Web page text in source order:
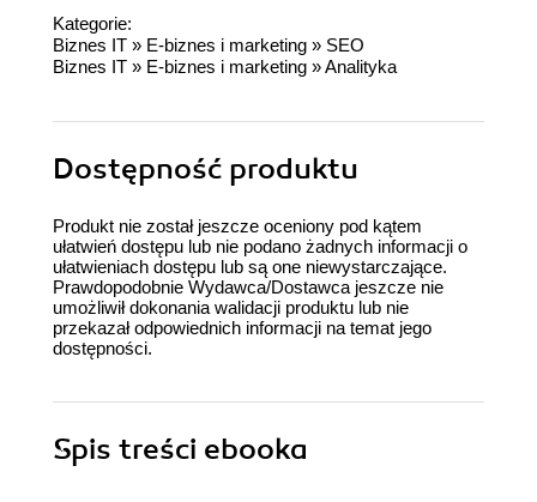
Kategorie:
Biznes IT » E-biznes i marketing » SEO
Biznes IT » E-biznes i marketing »Analityka
Dostępność produktu
Produkt nie został jeszcze oceniony pod kątem
ułatwień dostępu lub nie podano żadnych informacji o
ułatwieniach dostępu lub są one niewystarczające.
Prawdopodobnie Wydawca/Dostawca jeszcze nie
umożliwił dokonania walidacji produktu lub nie
przekazał odpowiednich informacji na temat jego
dostępności.
Spis treści ebooka